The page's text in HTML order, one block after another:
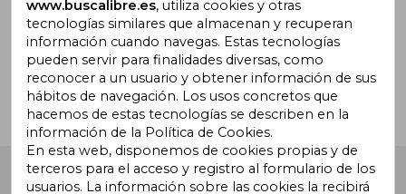
¿Necesitas ayuda?
Buscalibre España . Calle Energía, 65, Nave 3 (08940),
Cornellà de Llobregat, Barcelona. Derechos Reservados.
www.buscalibre.es, utiliza cookies y otras
tecnologías similares que almacenan y recuperan
información cuando navegas. Estas tecnologías
pueden servir para finalidades diversas, como
reconocer a un usuario y obtener información de sus
hábitos de navegación. Los usos concretos que
hacemos de estas tecnologías se describen en la
información de la Política de Cookies.
En esta web, disponemos de cookies propias y de
terceros para el acceso y registro al formulario de los
usuarios. La información sobre las cookies la recibirá